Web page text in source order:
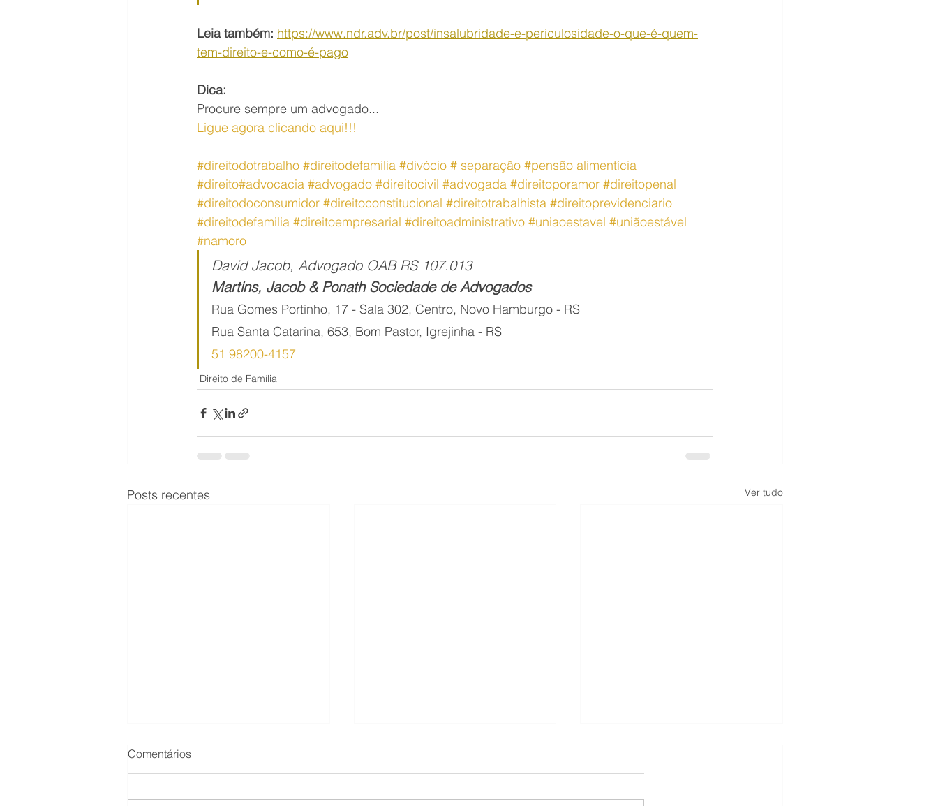
Leia também: https://www.ndr.adv.br/post/insalubridade-e-periculosidade-o-que-é-quem-
tem-direito-e-como-é-pago
Dica:
Procure sempre um advogado...
Ligue agora clicando aqui!!!
#direitodotrabalho #direitodefamilia #divócio # separação #pensão alimentícia
#direito#advocacia #advogado #direitocivil #advogada #direitoporamor #direitopenal
#direitodoconsumidor #direitoconstitucional #direitotrabalhista #direitoprevidenciario
#direitodefamilia #direitoempresarial #direitoadministrativo #uniaoestavel #uniãoestável
#namoro
David Jacob, Advogado OAB RS 107.013
Martins, Jacob & Ponath Sociedade de Advogados
Rua Gomes Portinho, 17 - Sala 302, Centro, Novo Hamburgo - RS
Rua Santa Catarina, 653, Bom Pastor, Igrejinha - RS
51 98200-4157
Direito de Família
Posts recentes Ver tudo
Comentários